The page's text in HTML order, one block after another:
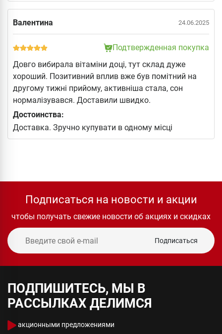
Валентина 24.06.2025
Подтвержденная покупка
Довго вибирала вітаміни доці, тут склад дуже
хороший. Позитивний вплив вже був помітний на
другому тижні прийому, активніша стала, сон
нормалізувався. Доставили швидко.
Достоинства:
Доставка. Зручно купувати в одному місці
Подписаться на новости и акции
чтобы получать свежие новости об акциях и скидках
Подписаться
ПОДПИШИТЕСЬ, МЫ В
РАССЫЛКАХ ДЕЛИМСЯ
акционными предложениями